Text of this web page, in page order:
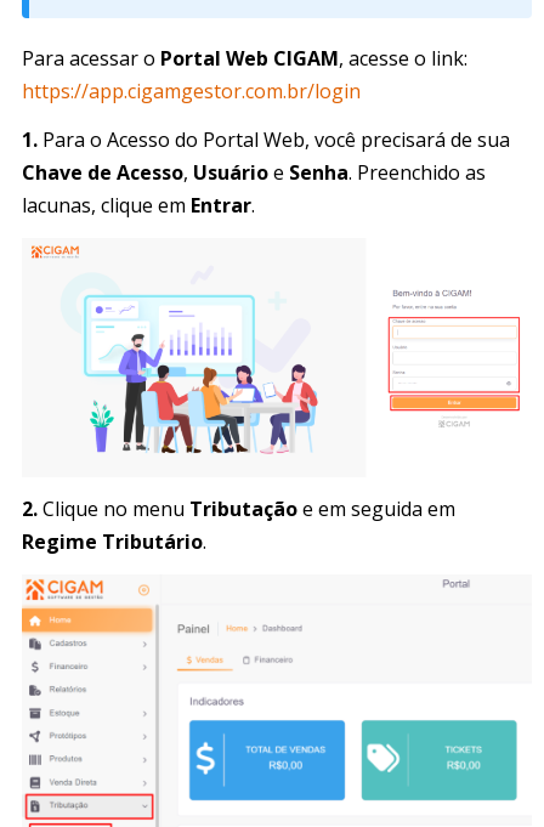
Para acessar o Portal Web CIGAM, acesse o link:
https://app.cigamgestor.com.br/login
1. Para o Acesso do Portal Web, você precisará de sua
Chave de Acesso, Usuárioe Senha. Preenchido as
lacunas, clique em Entrar.
2.Clique no menu Tributaçãoe em seguida em
Regime Tributário.